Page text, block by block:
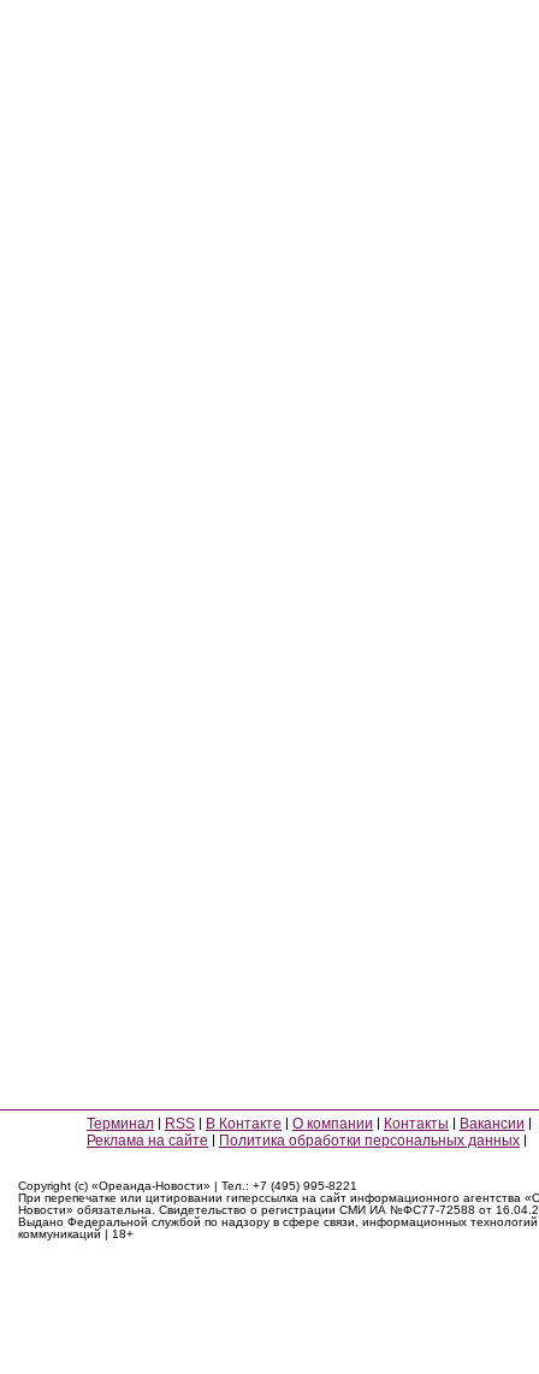
Терминал RSS В Контакте О компании Контакты
Вакансии
Реклама на сайте
Политика обработки персональных данных
Copyright (c) «Ореанда-Новости» | Тел.: +7 (495) 995-8221
При перепечатке или цитировании гиперссылка на сайт информационного агентства
Новости» обязательна. Свидетельство о регистрации СМИ ИА №ФС77-72588 от
Выдано Федеральной службой по надзору в сфере связи, информационных
коммуникаций | 18+